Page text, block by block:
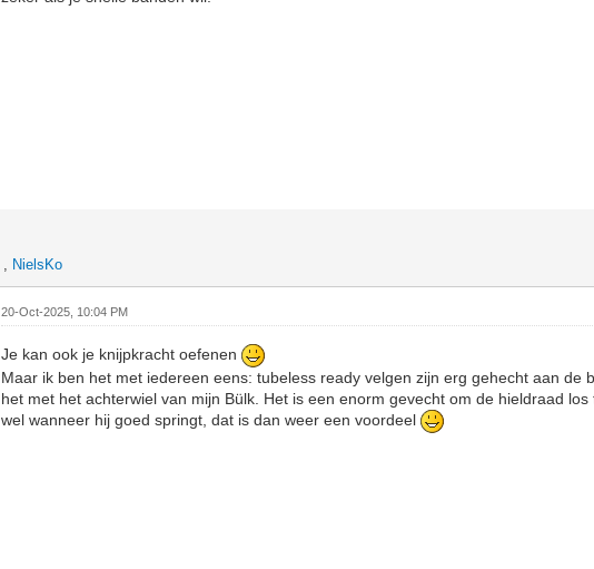
, NielsKo
20-Oct-2025, 10:04 PM
Je kan ook je knijpkracht oefenen
Maar ik ben het met iedereen eens: tubeless ready velgen zijn erg gehecht aan de
het met het achterwiel van mijn Bülk. Het is een enorm gevecht om de hieldraad
wel wanneer hij goed springt, dat is dan weer een voordeel